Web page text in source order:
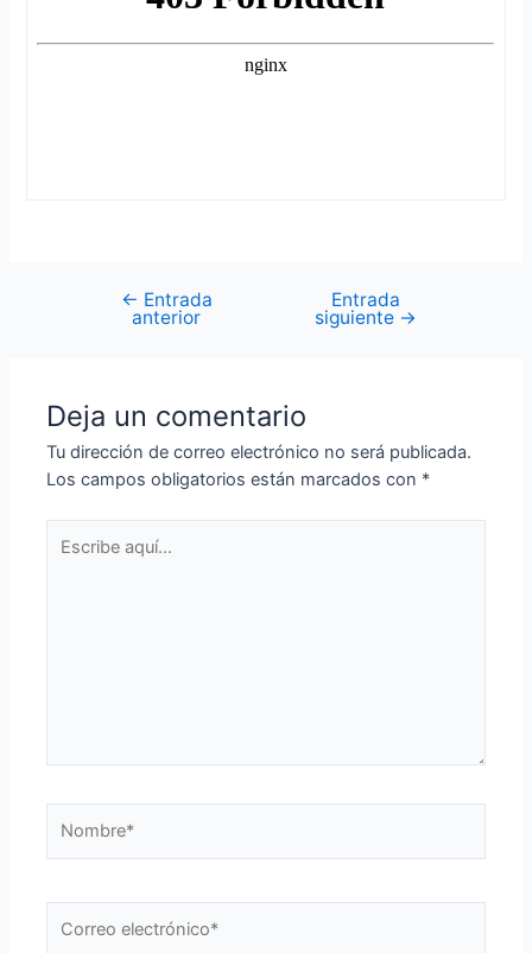
Navegación
← Entrada
anterior
Entrada
siguiente →
Deja un comentario
Tu dirección de correo electrónico no será publicada.
Los campos obligatorios están marcados con *
aquí...
electrónico*